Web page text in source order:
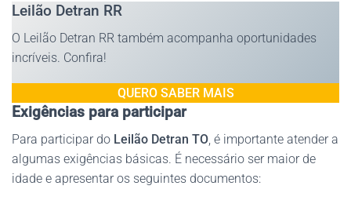
Leilão Detran RR
O Leilão Detran RR também acompanha oportunidades
incríveis. Confira!
QUERO SABER MAIS
Exigências para participar
Para participar do Leilão Detran TO, é importante atender a
algumas exigências básicas. É necessário ser maior de
idade e apresentar os seguintes documentos: